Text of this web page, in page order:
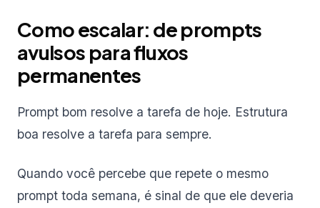
Como escalar: de prompts
avulsos para fluxos
permanentes
Prompt bom resolve a tarefa de hoje. Estrutura
boa resolve a tarefa para sempre.
Quando você percebe que repete o mesmo
prompt toda semana, é sinal de que ele deveria